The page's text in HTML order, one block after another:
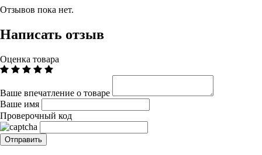
Отзывов пока нет.
Написать отзыв
Оценка товара
Ваше впечатление о товаре
Ваше имя
Проверочный код